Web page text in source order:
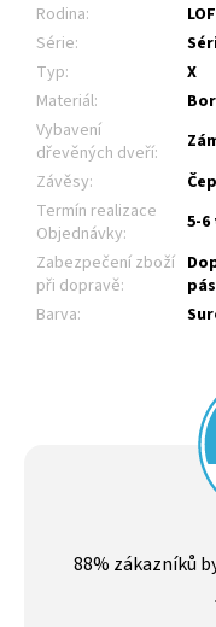
Rodina:
Série:
Typ:
X
Materiál:
Vybavení
dřevěných dveří:
Závěsy:
Termín realizace
Objednávky:
5-
Zabezpečení zboží
při dopravě:
Barva:
88% zákazníků